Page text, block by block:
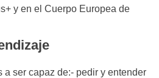
y en el Cuerpo Europea de
a ser capaz de:- pedir y entender